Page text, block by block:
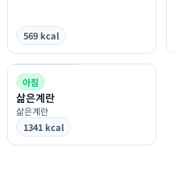
569 kcal
아침
삶은계란
삶은계란
1341 kcal